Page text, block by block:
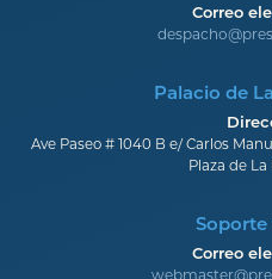
Correo
Palacio de
Ave Paseo # 1040 B e/ Carlos
Plaza de
Correo